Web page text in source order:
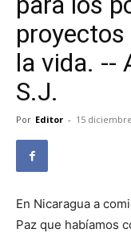
proyectos
la vida. --
S.J.
Por Editor - 15
En Nicaragua a
Paz que habíamos